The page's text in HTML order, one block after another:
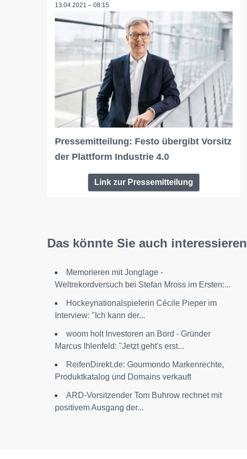
13.04.2021 – 08:15
Pressemitteilung: Festo übergibt Vorsitz
der Plattform Industrie 4.0
Link zur Pressemitteilung
Das könnte Sie auch interessieren
Memorieren mit Jonglage -
Weltrekordversuch bei Stefan Mross im Ersten:...
Hockeynationalspielerin Cécile Pieper im
Interview: "Ich kann der...
woom holt Investoren an Bord - Gründer
Marcus Ihlenfeld: "Jetzt geht's erst...
ReifenDirekt.de: Gourmondo Markenrechte,
Produktkatalog und Domains verkauft
ARD-Vorsitzender Tom Buhrow rechnet mit
positivem Ausgang der...